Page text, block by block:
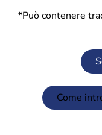
*Può contenere
Come